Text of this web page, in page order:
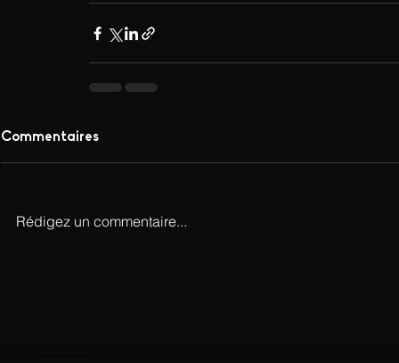
Commentaires
Rédigez un commentaire...